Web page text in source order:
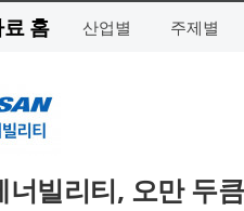
홈 산업별 주제별
너빌리티, 오만 두